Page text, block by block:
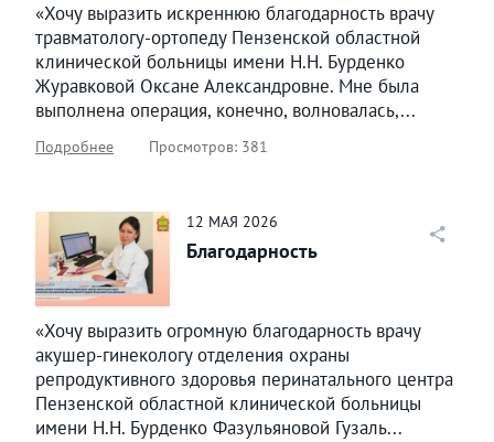
«Хочу выразить искреннюю благодарность врачу
травматологу-ортопеду Пензенской областной
клинической больницы имени Н.Н. Бурденко
Журавковой Оксане Александровне. Мне была
выполнена операция, конечно, волновалась,...
Подробнее Просмотров: 381
12 МАЯ 2026
Благодарность
«Хочу выразить огромную благодарность врачу
акушер-гинекологу отделения охраны
репродуктивного здоровья перинатального центра
Пензенской областной клинической больницы
имени Н.Н. Бурденко Фазульяновой Гузаль...